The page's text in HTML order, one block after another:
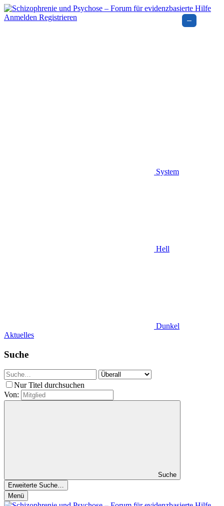
Anmelden Registrieren
System
Hell
Dunkel
Aktuelles
Suche
Nur Titel durchsuchen
Von:
Suche
Erweiterte Suche…
Menü
–